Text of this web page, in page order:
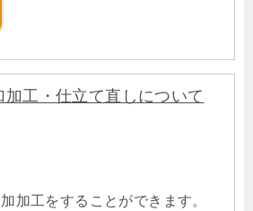
加工・仕立て直しについて
加工をすることができます。